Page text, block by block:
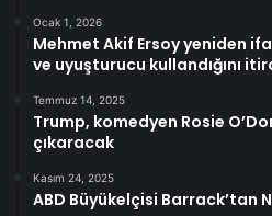
Ocak 1, 2026
Mehmet Akif Ersoy yeniden
ve uyuşturucu kullandığını
Temmuz 14, 2025
Trump, komedyen Rosie
çıkaracak
Kasım 24, 2025
ABD Büyükelçisi Barrack’tan